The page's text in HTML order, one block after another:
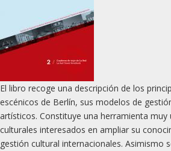
El libro recoge una descripción de los
escénicos de Berlín, sus modelos de
artísticos. Constituye una herramienta muy
culturales interesados en ampliar su
gestión cultural internacionales. Asimismo